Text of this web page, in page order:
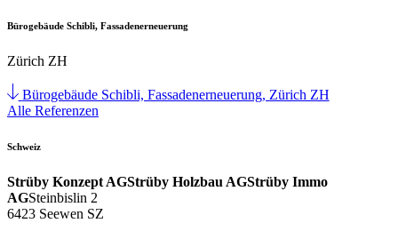
Bürogebäude Schibli, Fassadenerneuerung
Zürich ZH
Bürogebäude Schibli, Fassadenerneuerung, Zürich ZH
Alle Referenzen
Schweiz
Strüby Konzept AGStrüby Holzbau AGStrüby Immo
AGSteinbislin 2
6423 Seewen SZ